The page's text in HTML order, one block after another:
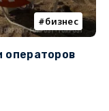
бизнес
операторов